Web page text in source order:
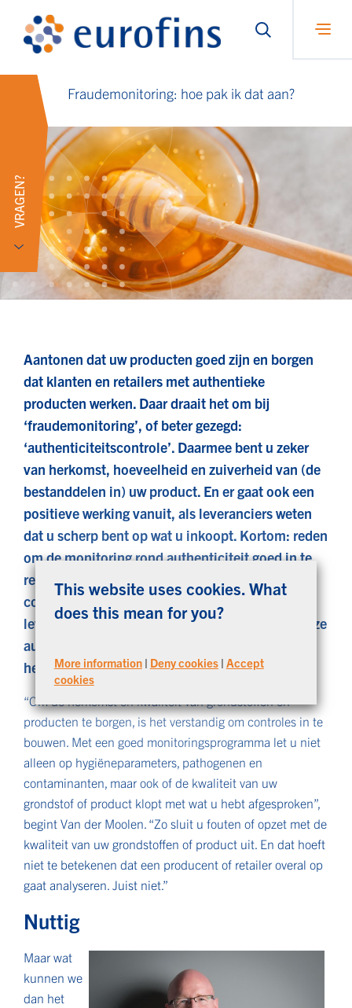
This website uses cookies. What
does this mean for you?
More information| Deny cookies| Accept
cookies
Fraudemonitoring: hoe pak ik dat aan?
VRAGEN?
Aantonen dat uw producten goed zijn en borgen
dat klanten en retailers met authentieke
producten werken. Daar draait het om bij
‘fraudemonitoring’, of beter gezegd:
‘authenticiteitscontrole’. Daarmee bent u zeker
van herkomst, hoeveelheid en zuiverheid van (de
bestanddelen in) uw product. En er gaat ook een
positieve werking vanuit, als leveranciers weten
dat u scherp bent op wat u inkoopt. Kortom: reden
om de monitoring rond authenticiteit goed in te
regelen, aan de hand van analyses, het
controleren van analysecertificaten én
leveranciersaudits. Maar hoe pakt u dat aan? Onze
authenticiteitsexpert Hans van der Moolen legt
het uit.
“Om de herkomst en kwaliteit van grondstoffen en
producten te borgen, is het verstandig om controles in te
bouwen. Met een goed monitoringsprogramma let u niet
alleen op hygiëneparameters, pathogenen en
contaminanten, maar ook of de kwaliteit van uw
grondstof of product klopt met wat u hebt afgesproken”,
begint Van der Moolen. “Zo sluit u fouten of opzet met de
kwaliteit van uw grondstoffen of product uit. En dat hoeft
niet te betekenen dat een producent of retailer overal op
gaat analyseren. Juist niet.”
Nuttig
Maar wat
kunnen we
dan het